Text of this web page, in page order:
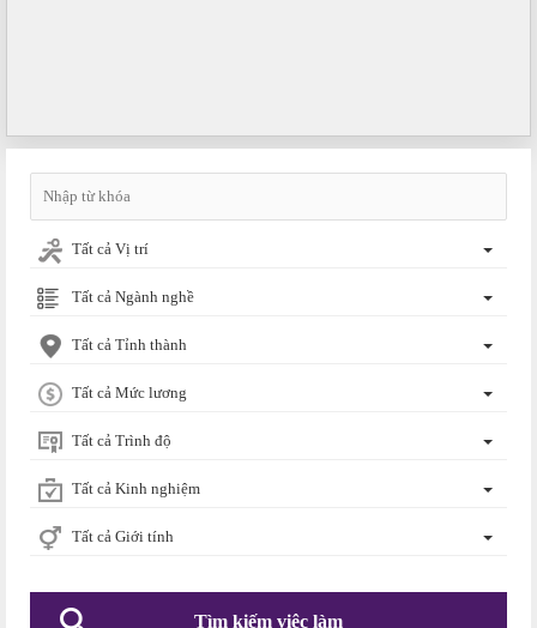
Tất cả Vị trí
Tất cả Ngành nghề
Tất cả Tỉnh thành
Tất cả Mức lương
Tất cả Trình độ
Tất cả Kinh nghiệm
Tất cả Giới tính